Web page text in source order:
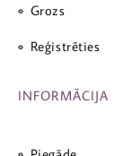
Grozs
Reģistrēties
INFORMĀCIJA